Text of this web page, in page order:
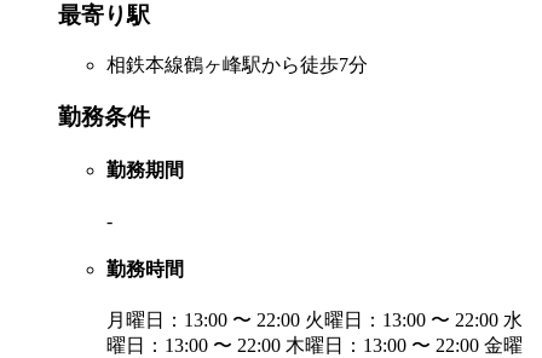
最寄り駅
相鉄本線鶴ヶ峰駅から徒歩7分
勤務条件
勤務期間
-
勤務時間
月曜日：13:00 〜 22:00 火曜日：13:00 〜 22:00 水
曜日：13:00 〜 22:00 木曜日：13:00 〜 22:00 金曜